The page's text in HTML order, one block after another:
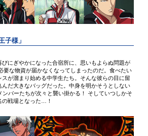
子様」
にぎやかになった合宿所に、思いもよらぬ問題が
要な物資が届かなくなってしまったのだ。食べたい
スが溜まり始める中学生たち。そんな彼らの目に留
んだ大きなバッグだった。中身を明かそうとしない
ンバーたちが次々と襲い掛かる！ そしていつしかそ
の戦場となった…！